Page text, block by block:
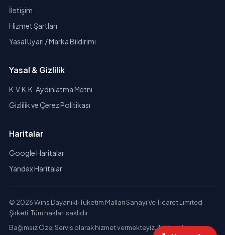
İletişim
Hizmet Şartları
Yasal Uyarı / Marka Bildirimi
Yasal & Gizlilik
K.V.K.K. Aydınlatma Metni
Gizlilik ve Çerez Politikası
Haritalar
Google Haritalar
Yandex Haritalar
© 2026 Wins Dayanıklı Tüketim Malları Sanayi Ve Ticaret Limited
Şirketi. Tüm hakları saklıdır.
Bağımsız Özel Servis olarak hizmet vermekteyiz. İlgili markaların